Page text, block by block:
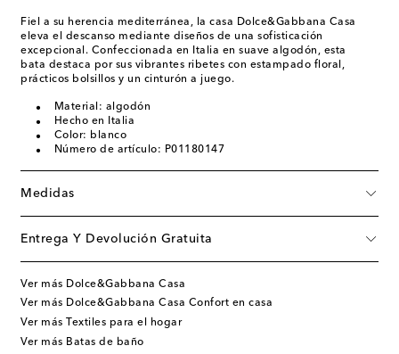
Fiel a su herencia mediterránea, la casa Dolce&Gabbana Casa
eleva el descanso mediante diseños de una sofisticación
excepcional. Confeccionada en Italia en suave algodón, esta
bata destaca por sus vibrantes ribetes con estampado floral,
prácticos bolsillos y un cinturón a juego.
Material: algodón
Hecho en Italia
Color: blanco
Número de artículo: P01180147
Medidas
Entrega Y Devolución Gratuita
Ver más Dolce&Gabbana Casa
Ver más Dolce&Gabbana Casa Confort en casa
Ver más Textiles para el hogar
Ver más Batas de baño